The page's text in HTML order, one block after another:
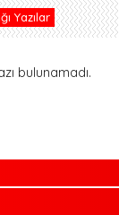
Yazılar
bulunamadı.